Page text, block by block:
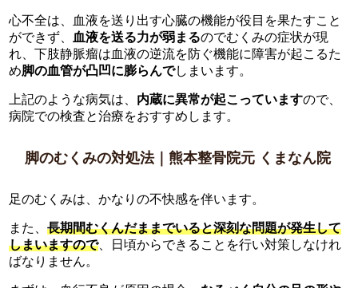
心不全は、血液を送り出す心臓の機能が役目を果たすこと
ができず、
血液を送る力が弱まるのでむくみの症状が現
れ、下肢静脈瘤は血液の逆流を防ぐ機能に障害が起こるた
め脚の血管が凸凹に膨らんでしまいます。
上記のような病気は、 内蔵に異常が起こっていますので、
病院での検査と治療をおすすめします。
脚のむくみの対処法｜熊本整骨院元 くまなん院
足のむくみは、かなりの不快感を伴います。
また、 長期間むくんだままでいると深刻な問題が発生して
しまいますので、日頃からできることを行い対策しなけれ
ばなりません。